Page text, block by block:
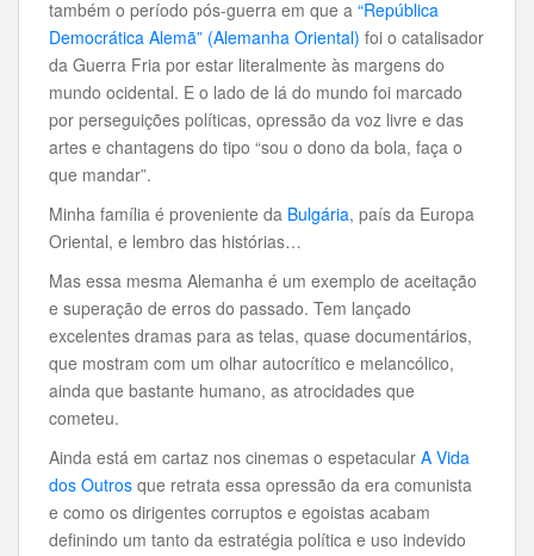
também o período pós-guerra em que a “República
Democrática Alemã” (Alemanha Oriental) foi o catalisador
da Guerra Fria por estar literalmente às margens do
mundo ocidental. E o lado de lá do mundo foi marcado
por perseguições políticas, opressão da voz livre e das
artes e chantagens do tipo “sou o dono da bola, faça o
que mandar”.
Minha família é proveniente da Bulgária, país da Europa
Oriental, e lembro das histórias…
Mas essa mesma Alemanha é um exemplo de aceitação
e superação de erros do passado. Tem lançado
excelentes dramas para as telas, quase documentários,
que mostram com um olhar autocrítico e melancólico,
ainda que bastante humano, as atrocidades que
cometeu.
Ainda está em cartaz nos cinemas o espetacular A Vida
dos Outros que retrata essa opressão da era comunista
e como os dirigentes corruptos e egoistas acabam
definindo um tanto da estratégia política e uso indevido